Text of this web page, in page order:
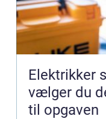
Elektrikker
vælger du
til opgaven